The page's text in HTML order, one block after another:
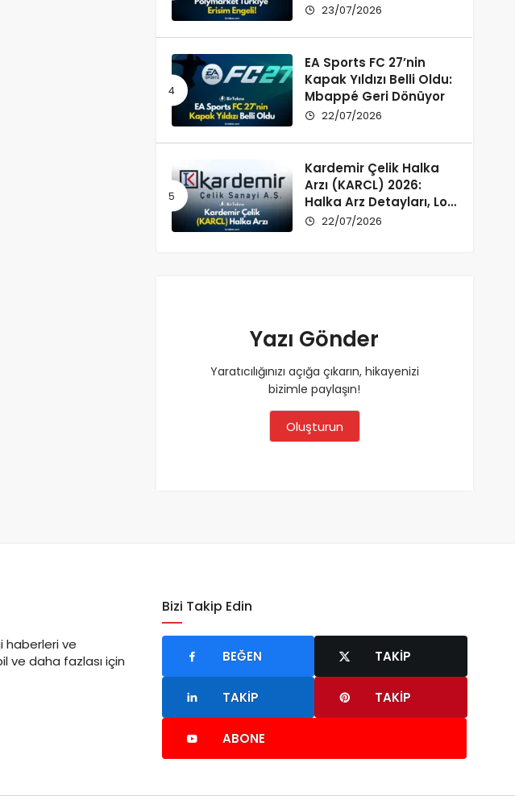
23/07/2026
EA Sports FC 27’nin
Kapak Yıldızı Belli Oldu:
Mbappé Geri Dönüyor
22/07/2026
Kardemir Çelik Halka
Arzı (KARCL) 2026:
Halka Arz Detayları, Lot
Dağılımı ve Şirket Profili
22/07/2026
Yazı Gönder
Yaratıcılığınızı açığa çıkarın, hikayenizi
bizimle paylaşın!
Oluşturun
haberleri ve
ve daha fazlası için
Bizi Takip Edin
BEĞEN TAKIP
TAKIP TAKIP
ABONE